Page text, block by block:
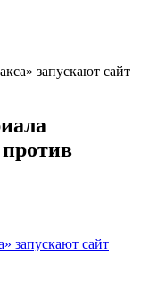
запускают сайт